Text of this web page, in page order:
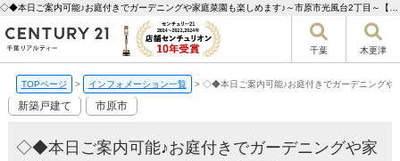
千葉 木更津
TOPページ > インフォメーション一覧 > ◇◆本日ご案内可能♪お庭付きでガーデニングや
新築戸建て 市原市
◇◆本日ご案内可能♪お庭付きでガーデニングや家